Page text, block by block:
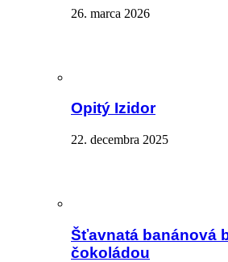
26. marca 2026
Opitý Izidor
22. decembra 2025
Šťavnatá banánová
čokoládou